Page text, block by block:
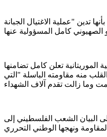
تدين "عملية الاغتيال الجبانة
الموريتانية تعلن كامل تضامنها
منه مقاومته الباسلة "التي
البيان الشعب الفلسطيني إلى